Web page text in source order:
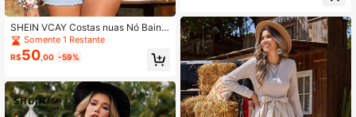
SHEIN VCAY Costas nuas Nó Bainh
a de Ruffle Folhado Floral Retalhos
Boho Blusa
Somente 1 Restante
R$50 ,00 -59%